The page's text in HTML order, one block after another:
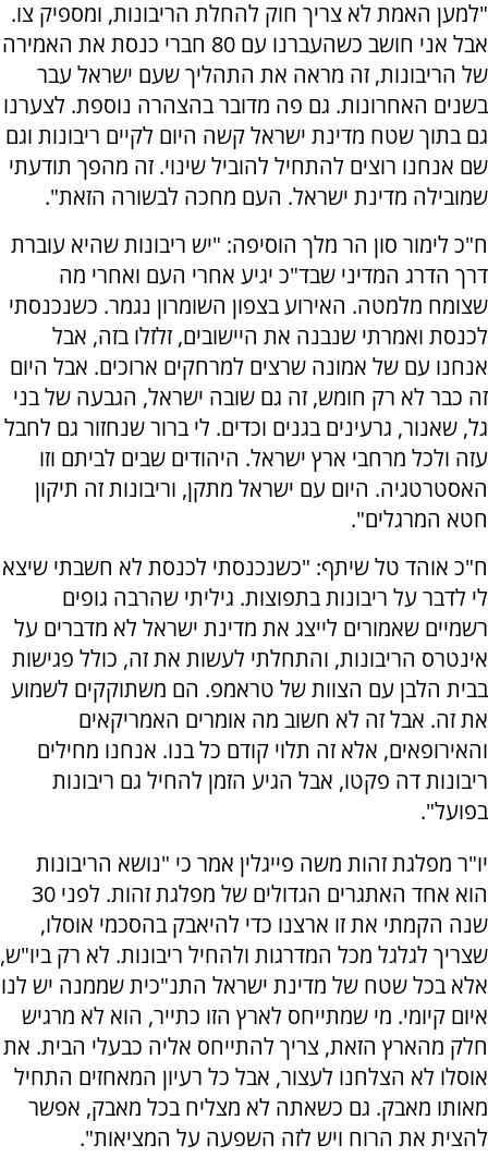
"למען האמת לא צריך חוק להחלת הריבונות, ומספיק צו.
אבל אני חושב כשהעברנו עם 80 חברי כנסת את האמירה
של הריבונות, זה מראה את התהליך שעם ישראל עבר
בשנים האחרונות. גם פה מדובר בהצהרה נוספת. לצערנו
גם בתוך שטח מדינת ישראל קשה היום לקיים ריבונות וגם
שם אנחנו רוצים להתחיל להוביל שינוי. זה מהפך תודעתי
שמובילה מדינת ישראל. העם מחכה לבשורה הזאת".
ח"כ לימור סון הר מלך הוסיפה: "יש ריבונות שהיא עוברת
דרך הדרג המדיני שבד"כ יגיע אחרי העם ואחרי מה
שצומח מלמטה. האירוע בצפון השומרון נגמר. כשנכנסתי
לכנסת ואמרתי שנבנה את היישובים, זלזלו בזה, אבל
אנחנו עם של אמונה שרצים למרחקים ארוכים. אבל היום
זה כבר לא רק חומש, זה גם שובה ישראל, הגבעה של בני
גל, שאנור, גרעינים בגנים וכדים. לי ברור שנחזור גם לחבל
עזה ולכל מרחבי ארץ ישראל. היהודים שבים לביתם וזו
האסטרטגיה. היום עם ישראל מתקן, וריבונות זה תיקון
חטא המרגלים".
ח"כ אוהד טל שיתף: "כשנכנסתי לכנסת לא חשבתי שיצא
לי לדבר על ריבונות בתפוצות. גיליתי שהרבה גופים
רשמיים שאמורים לייצג את מדינת ישראל לא מדברים על
אינטרס הריבונות, והתחלתי לעשות את זה, כולל פגישות
בבית הלבן עם הצוות של טראמפ. הם משתוקקים לשמוע
את זה. אבל זה לא חשוב מה אומרים האמריקאים
והאירופאים, אלא זה תלוי קודם כל בנו. אנחנו מחילים
ריבונות דה פקטו, אבל הגיע הזמן להחיל גם ריבונות
בפועל".
יו"ר מפלגת זהות משה פייגלין אמר כי "נושא הריבונות
הוא אחד האתגרים הגדולים של מפלגת זהות. לפני 30
שנה הקמתי את זו ארצנו כדי להיאבק בהסכמי אוסלו,
שצריך לגלגל מכל המדרגות ולהחיל ריבונות. לא רק ביו"ש,
אלא בכל שטח של מדינת ישראל התנ"כית שממנה יש לנו
איום קיומי. מי שמתייחס לארץ הזו כתייר, הוא לא מרגיש
חלק מהארץ הזאת, צריך להתייחס אליה כבעלי הבית. את
אוסלו לא הצלחנו לעצור, אבל כל רעיון המאחזים התחיל
מאותו מאבק. גם כשאתה לא מצליח בכל מאבק, אפשר
להצית את הרוח ויש לזה השפעה על המציאות".